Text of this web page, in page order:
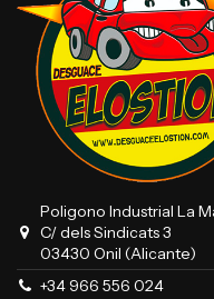
Poligono Industrial La
C/ dels Sindicats 3
03430 Onil (Alicante)
+34 966 556 024